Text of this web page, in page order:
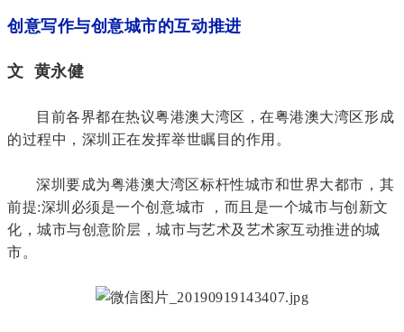
创意写作与创意城市的互动推进
文 黄永健
目前各界都在热议粤港澳大湾区，在粤港澳大湾区形成
的过程中，深圳正在发挥举世瞩目的作用。
深圳要成为粤港澳大湾区标杆性城市和世界大都市，其
前提:深圳必须是一个创意城市 ，而且是一个城市与创新文
化，城市与创意阶层，城市与艺术及艺术家互动推进的城
市。